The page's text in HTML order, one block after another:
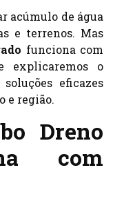
acúmulo de água
e terrenos. Mas
funciona com
explicaremos o
eficazes
e região.
Dreno
com